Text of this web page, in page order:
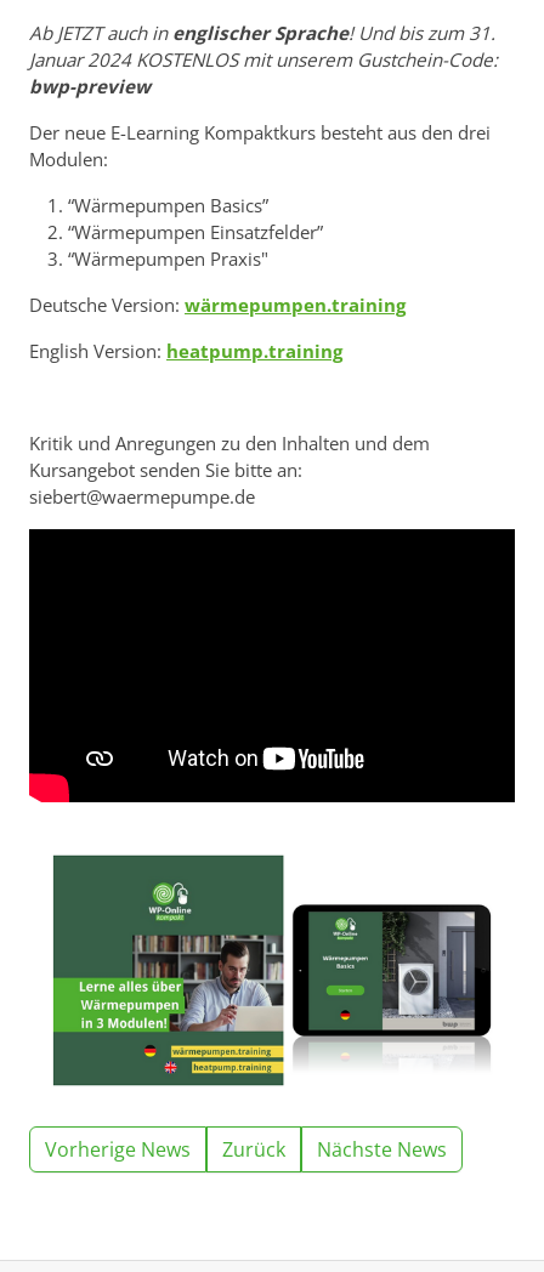
Ab JETZT auch in englischer Sprache! Und bis zum 31.
Januar 2024 KOSTENLOS mit unserem Gustchein-Code:
bwp-preview
Der neue E-Learning Kompaktkurs besteht aus den drei
Modulen:
“Wärmepumpen Basics”
“Wärmepumpen Einsatzfelder”
“Wärmepumpen Praxis"
Deutsche Version: wärmepumpen.training
English Version: heatpump.training
Kritik und Anregungen zu den Inhalten und dem
Kursangebot senden Sie bitte an:
siebert@waermepumpe.de
Vorherige News Zurück Nächste News